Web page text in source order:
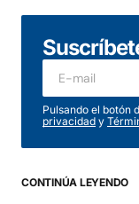
Pulsando el botón
privacidad y
CONTINÚA LEYENDO